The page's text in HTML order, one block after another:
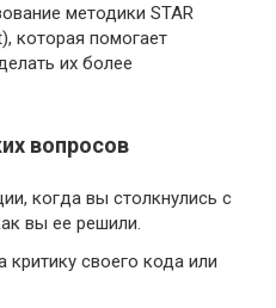
методики STAR
которая помогает
их более
вопросов
когда вы столкнулись с
вы ее решили.
критику своего кода или